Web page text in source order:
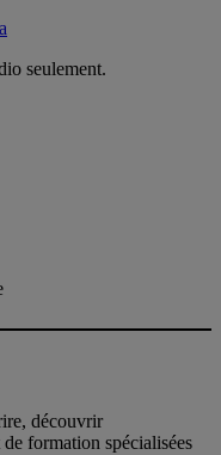
seulement.
découvrir
formation spécialisées